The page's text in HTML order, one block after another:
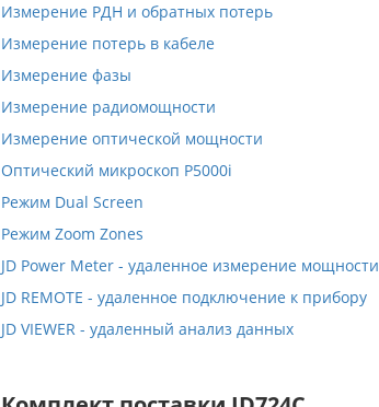
Измерение РДН и обратных потерь
Измерение потерь в кабеле
Измерение фазы
Измерение радиомощности
Измерение оптической мощности
Оптический микроскоп P5000i
Режим Dual Screen
Режим Zoom Zones
JD Power Meter - удаленное измерение мощности
JD REMOTE - удаленное подключение к прибору
JD VIEWER - удаленный анализ данных